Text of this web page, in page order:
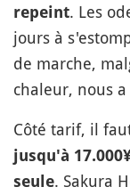
repeint. Les
jours à
de marche,
chaleur, nous
Côté tarif, il
jusqu'à
seule. Sakura